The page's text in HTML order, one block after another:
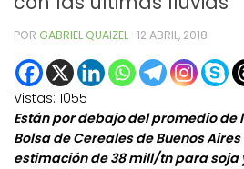
POR GABRIEL QUAIZEL · 12 ABRIL, 2018
Vistas: 1055
Están por debajo del promedio de
Bolsa de Cereales de Buenos
estimación de 38 mill/tn para